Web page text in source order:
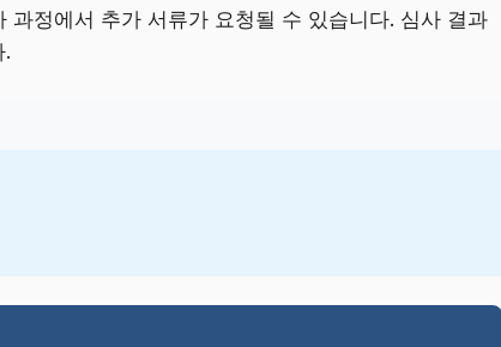
정에서 추가 서류가 요청될 수 있습니다. 심사 결과
.